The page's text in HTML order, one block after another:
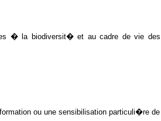
� la biodiversit� et au cadre de vie
ou une sensibilisation particuli�re